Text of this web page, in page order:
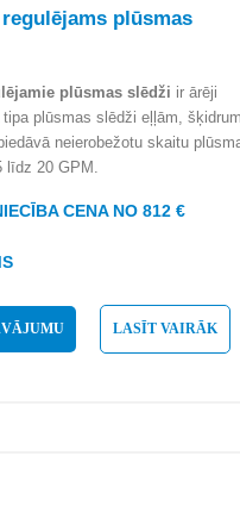
regulējams plūsmas
plūsmas slēdži ir ārēji
tipa plūsmas slēdži eļļām,
neierobežotu skaitu
līdz 20 GPM.
CENA NO 812 €
LASĪT VAIRĀK